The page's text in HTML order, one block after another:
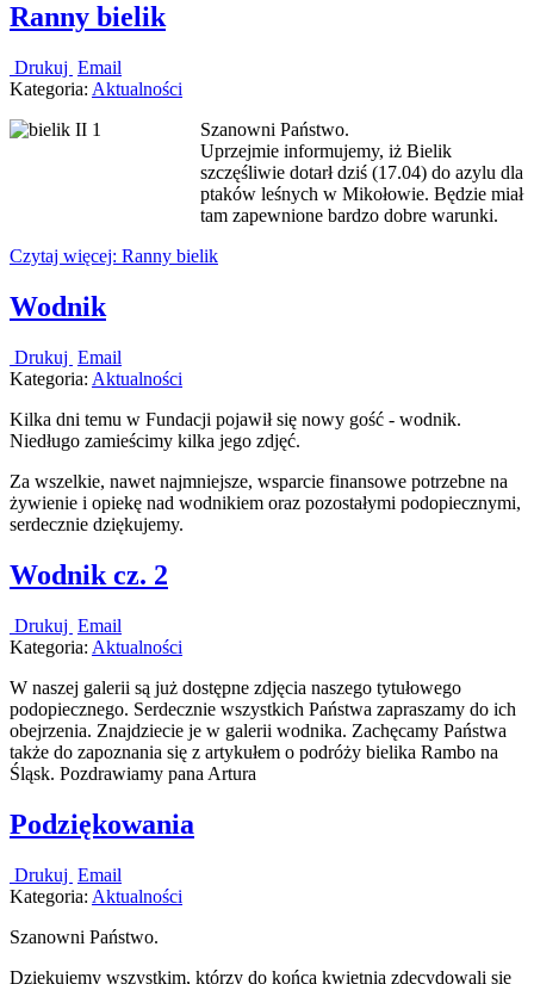
Ranny bielik
Drukuj Email
Kategoria: Aktualności
Szanowni Państwo.
Uprzejmie informujemy, iż Bielik
szczęśliwie dotarł dziś (17.04) do azylu dla
ptaków leśnych w Mikołowie. Będzie miał
tam zapewnione bardzo dobre warunki.
Czytaj więcej: Ranny bielik
Wodnik
Drukuj Email
Kategoria: Aktualności
Kilka dni temu w Fundacji pojawił się nowy gość - wodnik.
Niedługo zamieścimy kilka jego zdjęć.
Za wszelkie, nawet najmniejsze, wsparcie finansowe potrzebne na
żywienie i opiekę nad wodnikiem oraz pozostałymi podopiecznymi,
serdecznie dziękujemy.
Wodnik cz. 2
Drukuj Email
Kategoria: Aktualności
W naszej galerii są już dostępne zdjęcia naszego tytułowego
podopiecznego. Serdecznie wszystkich Państwa zapraszamy do ich
obejrzenia. Znajdziecie je w galerii wodnika. Zachęcamy Państwa
także do zapoznania się z artykułem o podróży bielika Rambo na
Śląsk. Pozdrawiamy pana Artura
Podziękowania
Drukuj Email
Kategoria: Aktualności
Szanowni Państwo.
Dziękujemy wszystkim, którzy do końca kwietnia zdecydowali się